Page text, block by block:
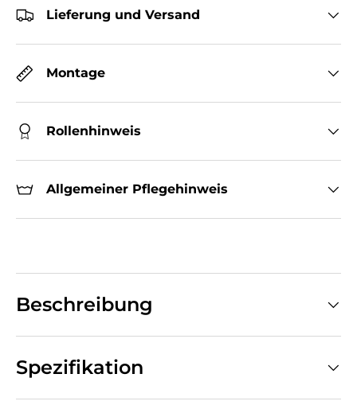
Lieferung und Versand
Montage
Rollenhinweis
Allgemeiner Pflegehinweis
Beschreibung
Spezifikation